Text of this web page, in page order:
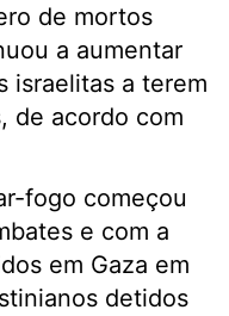
de mortos
a aumentar
israelitas a terem
de acordo com
fogo começou
e com a
em Gaza em
detidos